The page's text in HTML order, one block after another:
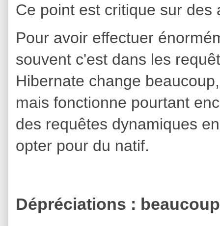
Ce point est critique sur des
Pour avoir effectuer
souvent c'est dans les
Hibernate change
mais fonctionne pourtant
des requêtes dynamiques
opter pour du natif.
Dépréciations :